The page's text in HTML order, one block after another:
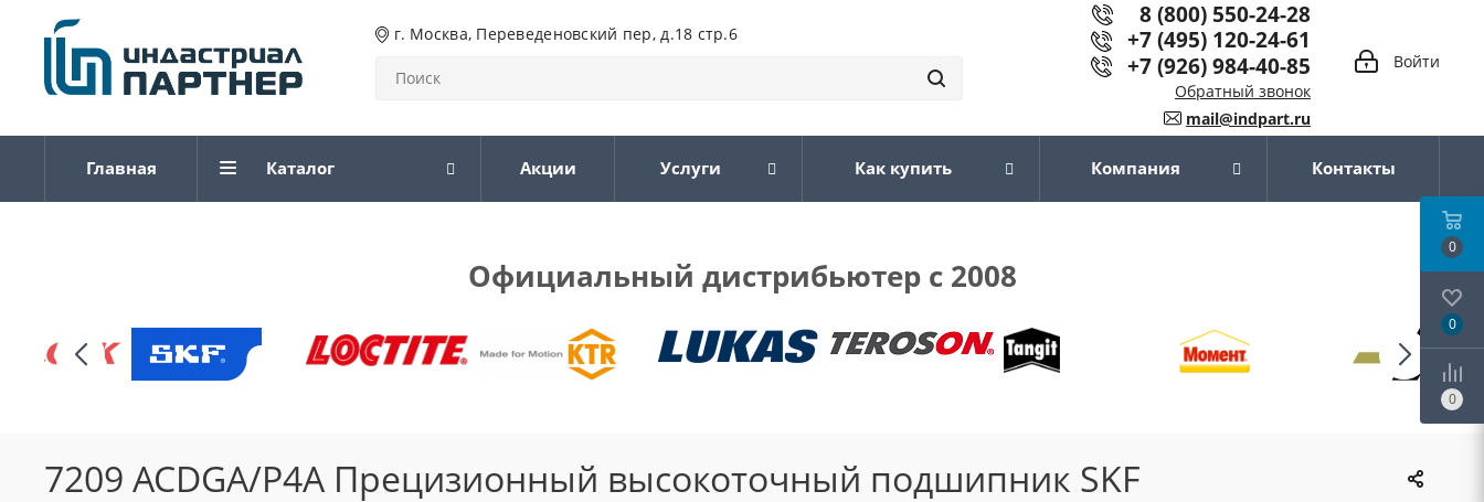
г. Москва, Переведеновский пер, д.18 стр.6
Войти
8 (800) 550-24-28
+7 (495) 120-24-61
+7 (926) 984-40-85
Обратный звонок
mail@indpart.ru
Главная Каталог Акции Услуги Как купить Компания Контакты
Официальный дистрибьютер с 2008
7209 ACDGA/P4A Прецизионный высокоточный подшипник SKF
0
0
0